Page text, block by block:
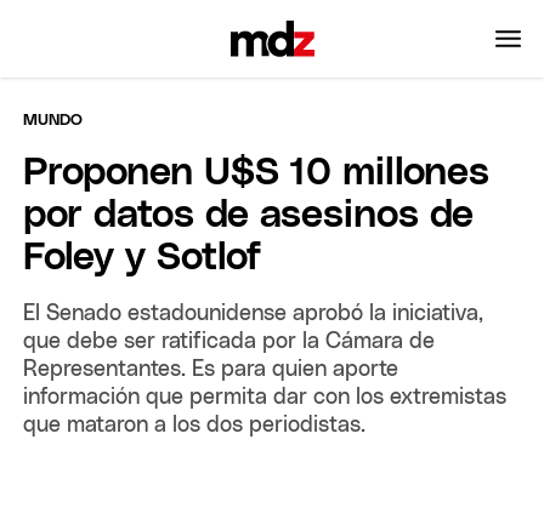
MUNDO
Proponen U$S 10 millones
por datos de asesinos de
Foley y Sotlof
El Senado estadounidense aprobó la iniciativa,
que debe ser ratificada por la Cámara de
Representantes. Es para quien aporte
información que permita dar con los extremistas
que mataron a los dos periodistas.